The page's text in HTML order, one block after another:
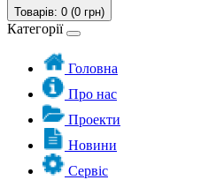
Товарів: 0 (0 грн)
Категорії
Головна
Про нас
Проекти
Новини
Сервіс